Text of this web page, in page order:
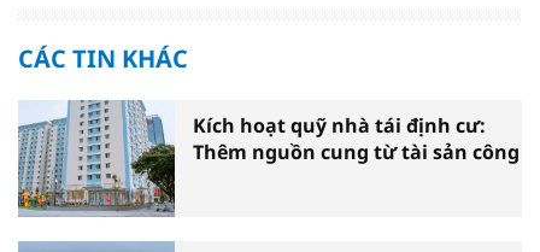
CÁC TIN KHÁC
Kích hoạt quỹ nhà tái định cư:
Thêm nguồn cung từ tài sản công